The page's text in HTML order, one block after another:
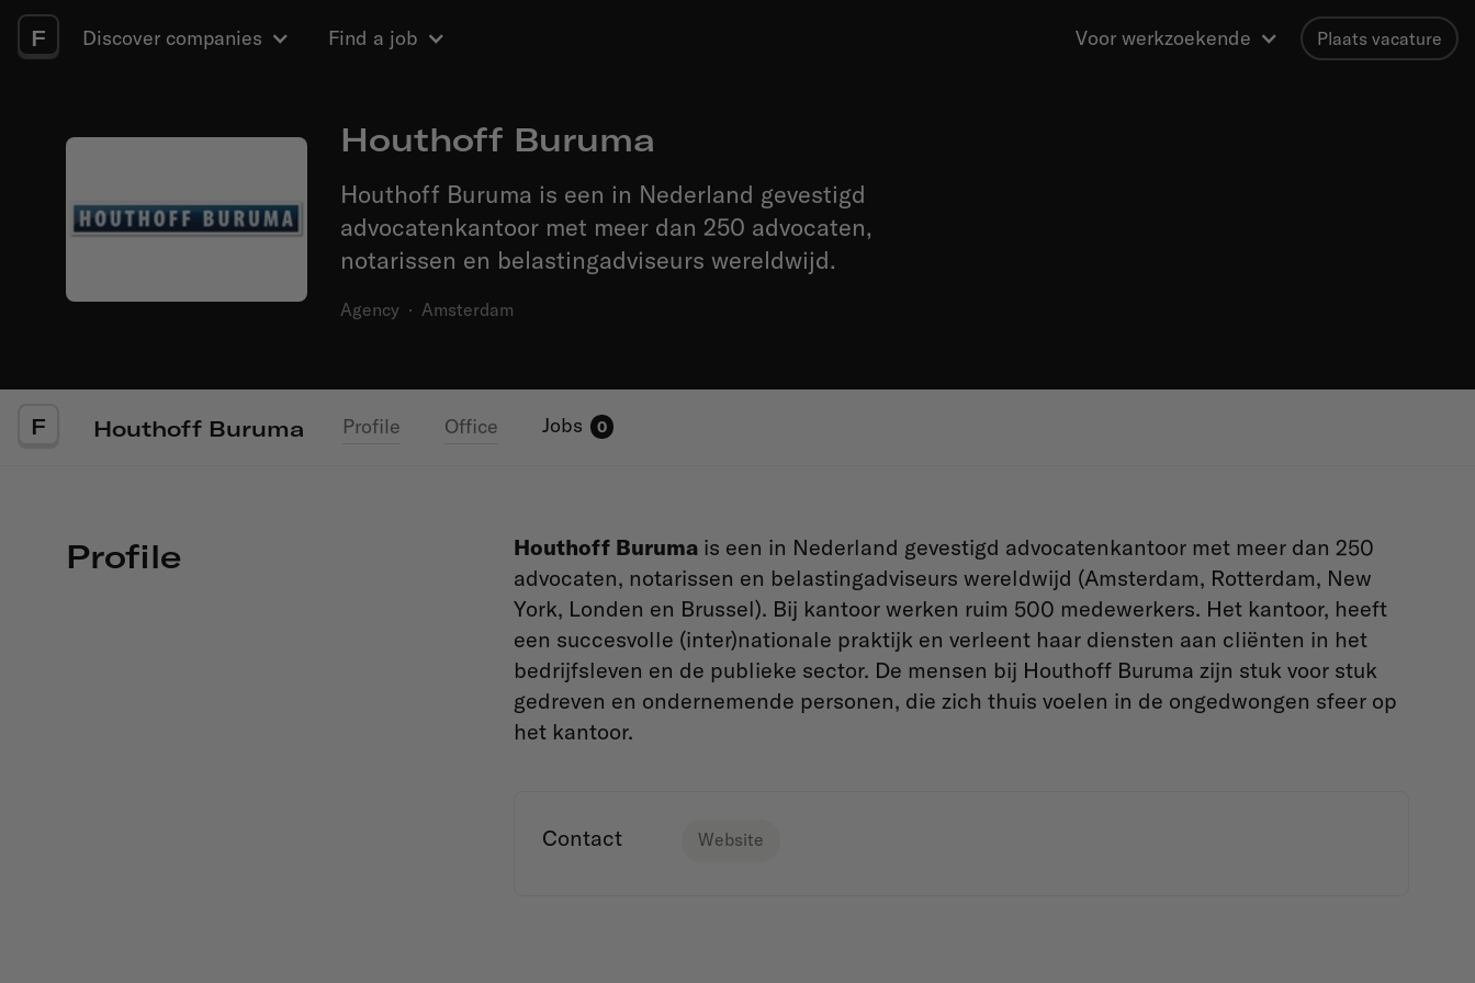
F Discover companies Find a job Voor werkzoekende Plaats vacature
Houthoff Buruma
Houthoff Buruma is een in Nederland gevestigd
advocatenkantoor met meer dan 250 advocaten,
notarissen en belastingadviseurs wereldwijd.
Agency · Amsterdam
F Houthoff Buruma Profile Office Jobs 0
Profile Houthoff Buruma is een in Nederland gevestigd advocatenkantoor met meer dan 250
advocaten, notarissen en belastingadviseurs wereldwijd (Amsterdam, Rotterdam, New
York, Londen en Brussel). Bij kantoor werken ruim 500 medewerkers. Het kantoor, heeft
een succesvolle (inter)nationale praktijk en verleent haar diensten aan cliënten in het
bedrijfsleven en de publieke sector. De mensen bij Houthoff Buruma zijn stuk voor stuk
gedreven en ondernemende personen, die zich thuis voelen in de ongedwongen sfeer op
het kantoor.
Contact Website